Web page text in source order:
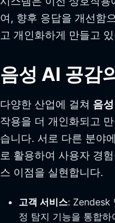
여, 향후 응답을 개선함
고 개인화하게 만들고
음성 AI 공감
다양한 산업에 걸쳐 음
작용을 더 개인화되고
습니다. 서로 다른 분야
로 활용하여 사용자 경
스 이점을 실현합니다.
고객 서비스: Zendesk
정 탐지 기능을 통합